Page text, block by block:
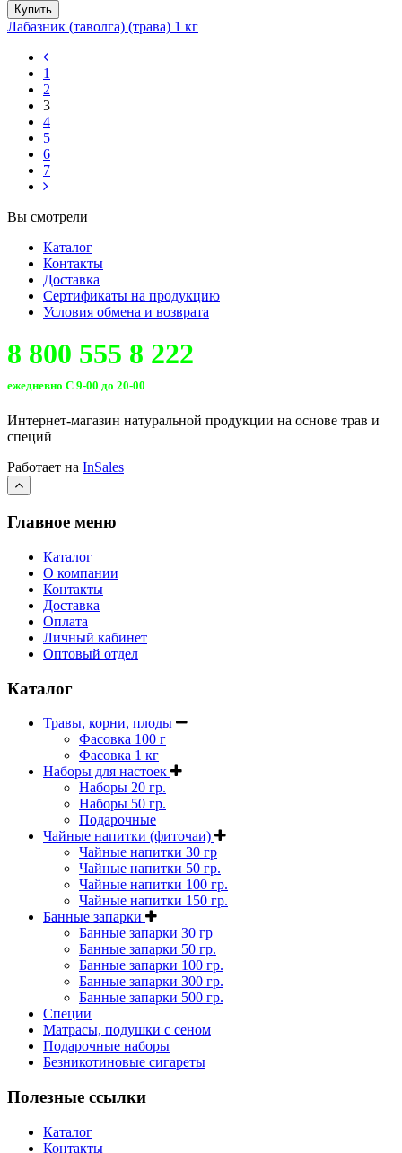
Купить
Лабазник (таволга) (трава) 1 кг
1
2
3
4
5
6
7
Вы смотрели
Каталог
Контакты
Доставка
Сертификаты на продукцию
Условия обмена и возврата
8 800 555 8 222
ежедневно С 9-00 до 20-00
Интернет-магазин натуральной продукции на основе трав и
специй
Работает на InSales
Главное меню
Каталог
О компании
Контакты
Доставка
Оплата
Личный кабинет
Оптовый отдел
Каталог
Травы, корни, плоды
Фасовка 100 г
Фасовка 1 кг
Наборы для настоек
Наборы 20 гр.
Наборы 50 гр.
Подарочные
Чайные напитки (фиточаи)
Чайные напитки 30 гр
Чайные напитки 50 гр.
Чайные напитки 100 гр.
Чайные напитки 150 гр.
Банные запарки
Банные запарки 30 гр
Банные запарки 50 гр.
Банные запарки 100 гр.
Банные запарки 300 гр.
Банные запарки 500 гр.
Специи
Матрасы, подушки с сеном
Подарочные наборы
Безникотиновые сигареты
Полезные ссылки
Каталог
Контакты